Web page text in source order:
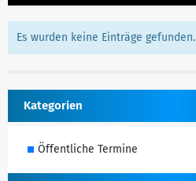
Es wurden keine Einträge gefunden.
Kategorien
Öffentliche Termine